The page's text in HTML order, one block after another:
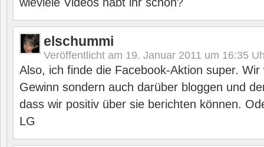
elschummi
Veröffentlicht am 19. Januar 2011 um 16:35
Also, ich finde die Facebook-Aktion super.
Gewinn sondern auch darüber bloggen und
dass wir positiv über sie berichten können.
LG